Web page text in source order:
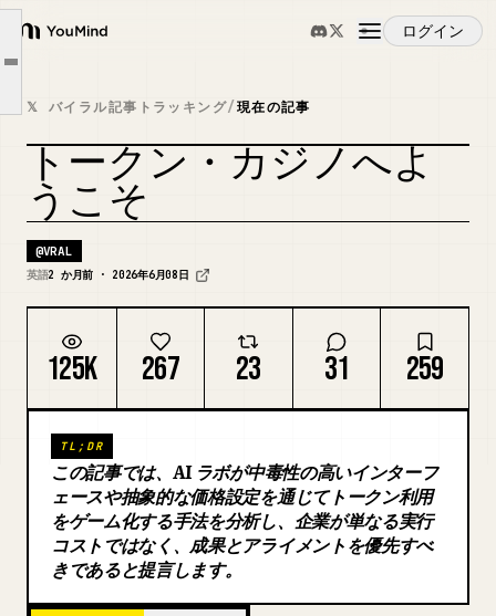
YouMind
ログイン
概要
ユースケース
スキル
プロンプト
料金
ダウンロード
ブログ
更新情報
テクニック 2: UI はスロットマシン
大損しないために
𝕏 バイラル記事トラッキング/現在の記事
カバーをリミックス
トークン・カジノへよ
うこそ
@VRAL
英語2 か月前 · 2026年6月08日
125K 267 23 31 259
TL;DR
この記事では、AI ラボが中毒性の高いインターフ
ェースや抽象的な価格設定を通じてトークン利用
をゲーム化する手法を分析し、企業が単なる実行
コストではなく、成果とアライメントを優先すべ
きであると提言します。